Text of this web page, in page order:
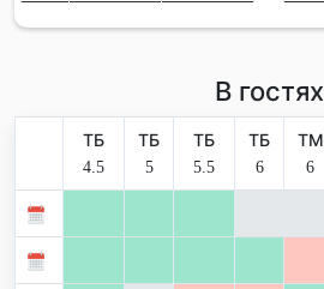
В гостях
ТБ
4.5
ТБ
5
ТБ
5.5
ТБ
6
ТМ
6